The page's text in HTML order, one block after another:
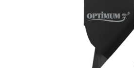
DÉCORATION
QUINCAILLERIE ET